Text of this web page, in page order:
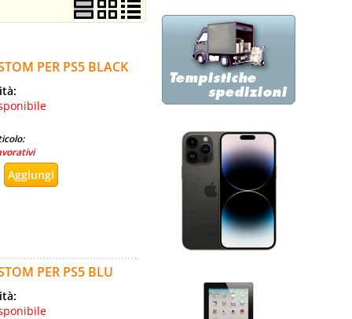
PER PS5 BLACK
PER PS5 BLU